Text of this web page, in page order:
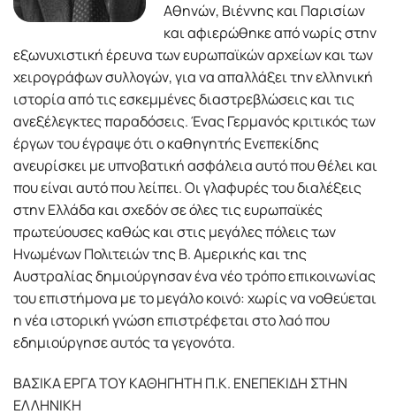
Αθηνών, Βιέννης και Παρισίων
και αφιερώθηκε από νωρίς στην
εξωνυχιστική έρευνα των ευρωπαϊκών αρχείων και των
χειρογράφων συλλογών, για να απαλλάξει την ελληνική
ιστορία από τις εσκεμμένες διαστρεβλώσεις και τις
ανεξέλεγκτες παραδόσεις. Ένας Γερμανός κριτικός των
έργων του έγραψε ότι ο καθηγητής Ενεπεκίδης
ανευρίσκει με υπνοβατική ασφάλεια αυτό που θέλει και
που είναι αυτό που λείπει. Οι γλαφυρές του διαλέξεις
στην Ελλάδα και σχεδόν σε όλες τις ευρωπαϊκές
πρωτεύουσες καθώς και στις μεγάλες πόλεις των
Ηνωμένων Πολιτειών της Β. Αμερικής και της
Αυστραλίας δημιούργησαν ένα νέο τρόπο επικοινωνίας
του επιστήμονα με το μεγάλο κοινό: χωρίς να νοθεύεται
η νέα ιστορική γνώση επιστρέφεται στο λαό που
εδημιούργησε αυτός τα γεγονότα.
ΒΑΣΙΚΑ ΕΡΓΑ ΤΟΥ ΚΑΘΗΓΗΤΗ Π.Κ. ΕΝΕΠΕΚΙΔΗ ΣΤΗΝ
ΕΛΛΗΝΙΚΗ